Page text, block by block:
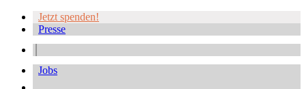
Jetzt spenden!
Presse
Jobs